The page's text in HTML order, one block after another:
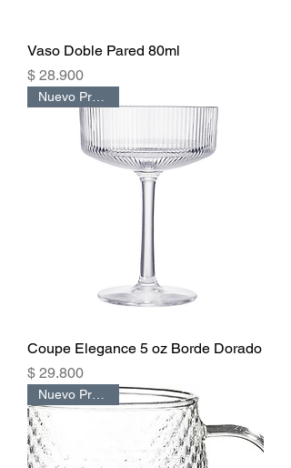
Vaso Doble Pared 80ml
Precio
$ 28.900
Nuevo Producto
Coupe Elegance 5 oz Borde Dorado
Precio
$ 29.800
Nuevo Producto